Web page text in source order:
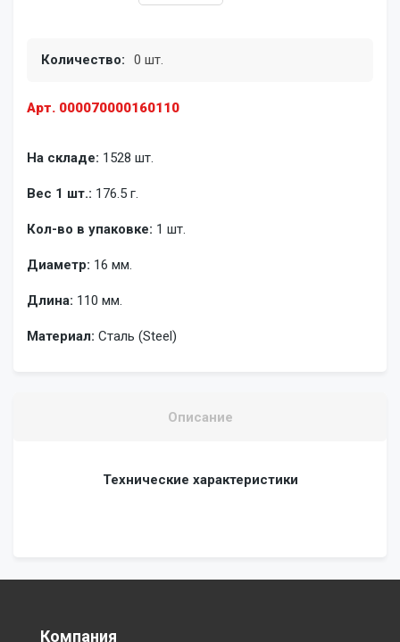
Арт. 000070000160110
На складе: 1528 шт.
Вес 1 шт.: 176.5 г.
Кол-во в упаковке: 1 шт.
Диаметр: 16 мм.
Длина: 110 мм.
Материал: Сталь (Steel)
Количество: 0 шт.
Описание
Технические характеристики
Компания